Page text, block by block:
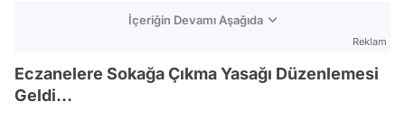
İçeriğin Devamı Aşağıda
Reklam
Eczanelere Sokağa Çıkma Yasağı Düzenlemesi
Geldi...